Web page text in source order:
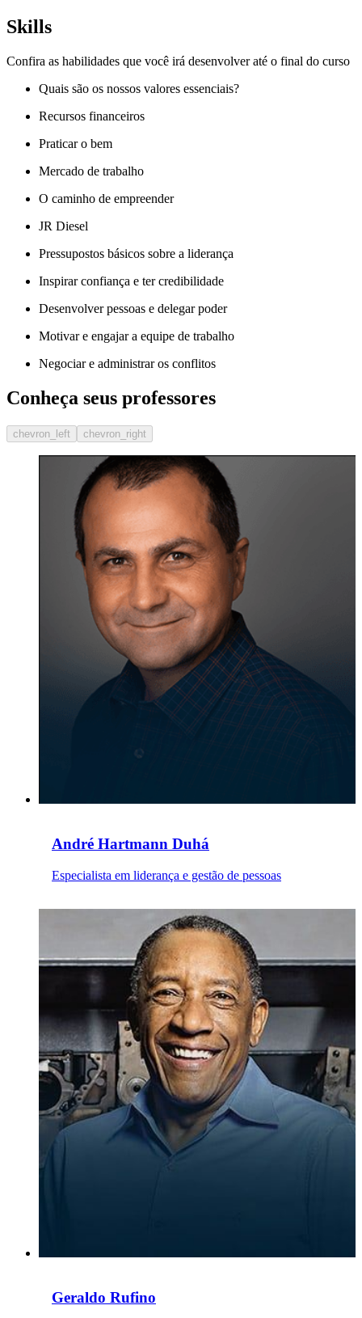
Skills
Confira as habilidades que você irá desenvolver até o final do curso
Quais são os nossos valores essenciais?
Recursos financeiros
Praticar o bem
Mercado de trabalho
O caminho de empreender
JR Diesel
Pressupostos básicos sobre a liderança
Inspirar confiança e ter credibilidade
Desenvolver pessoas e delegar poder
Motivar e engajar a equipe de trabalho
Negociar e administrar os conflitos
Conheça seus professores
chevron_left chevron_right
André Hartmann Duhá
Especialista em liderança e gestão de pessoas
Geraldo Rufino